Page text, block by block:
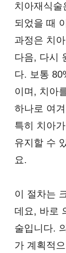
치아재식
되었을 때
과정은 치
다음, 다시
다. 보통
이며, 치아
하나로 여
특히 치아
유지할 수
요.
이 절차는
데요, 바로
술입니다.
가 계획적